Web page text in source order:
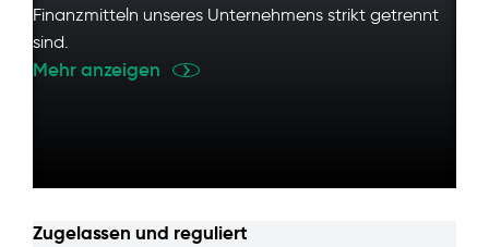
Finanzmitteln unseres Unternehmens strikt getrennt
sind.
Mehr anzeigen
Zugelassen und reguliert